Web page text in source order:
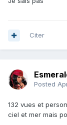
Citer
Posted
132 vues et
ciel et mer mais